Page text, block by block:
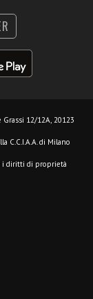
12/12A, 20123
C.C.I.A.A. di Milano
i diritti di proprietà